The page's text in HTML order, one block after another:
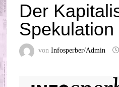
Der
Spekulation
vonInfosperber/Admin